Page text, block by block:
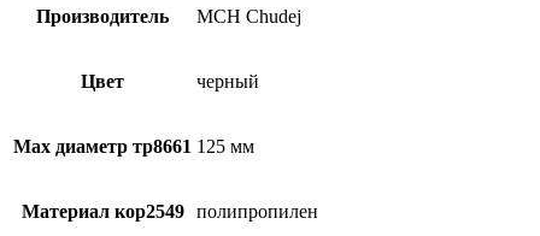
Производитель MCH Chudej
Цвет черный
Max диаметр тр8661 125 мм
Материал кор2549 полипропилен